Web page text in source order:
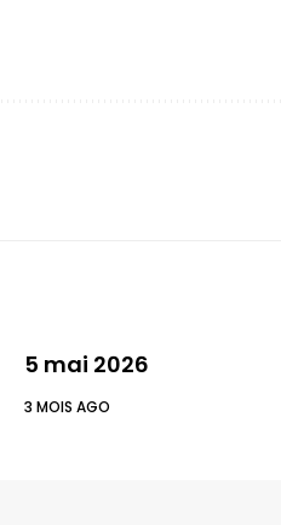
5 mai 2026
3 MOIS AGO